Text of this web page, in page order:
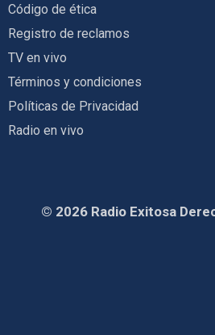
Código de ética
Registro de reclamos
TV en vivo
Términos y condiciones
Políticas de Privacidad
Radio en vivo
© 2026 Radio Exitosa